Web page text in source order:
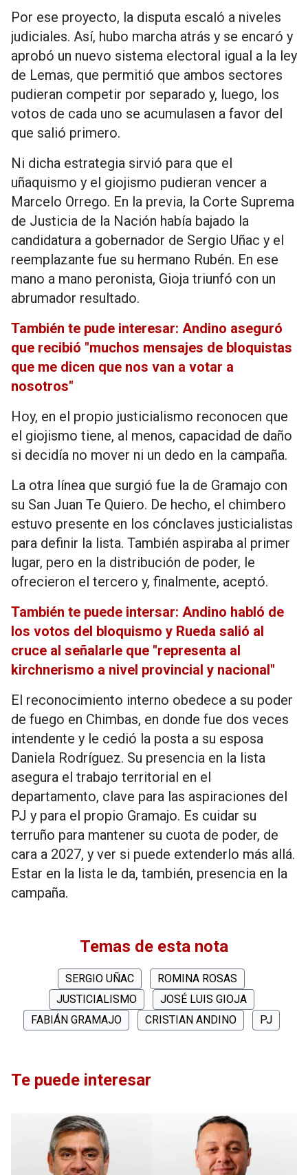
Por ese proyecto, la disputa escaló a niveles
judiciales. Así, hubo marcha atrás y se encaró y
aprobó un nuevo sistema electoral igual a la ley
de Lemas, que permitió que ambos sectores
pudieran competir por separado y, luego, los
votos de cada uno se acumulasen a favor del
que salió primero.
Ni dicha estrategia sirvió para que el
uñaquismo y el giojismo pudieran vencer a
Marcelo Orrego. En la previa, la Corte Suprema
de Justicia de la Nación había bajado la
candidatura a gobernador de Sergio Uñac y el
reemplazante fue su hermano Rubén. En ese
mano a mano peronista, Gioja triunfó con un
abrumador resultado.
También te pude interesar: Andino aseguró
que recibió "muchos mensajes de bloquistas
que me dicen que nos van a votar a
nosotros"
Hoy, en el propio justicialismo reconocen que
el giojismo tiene, al menos, capacidad de daño
si decidía no mover ni un dedo en la campaña.
La otra línea que surgió fue la de Gramajo con
su San Juan Te Quiero. De hecho, el chimbero
estuvo presente en los cónclaves justicialistas
para definir la lista. También aspiraba al primer
lugar, pero en la distribución de poder, le
ofrecieron el tercero y, finalmente, aceptó.
También te puede intersar: Andino habló de
los votos del bloquismo y Rueda salió al
cruce al señalarle que "representa al
kirchnerismo a nivel provincial y nacional"
El reconocimiento interno obedece a su poder
de fuego en Chimbas, en donde fue dos veces
intendente y le cedió la posta a su esposa
Daniela Rodríguez. Su presencia en la lista
asegura el trabajo territorial en el
departamento, clave para las aspiraciones del
PJ y para el propio Gramajo. Es cuidar su
terruño para mantener su cuota de poder, de
cara a 2027, y ver si puede extenderlo más allá.
Estar en la lista le da, también, presencia en la
campaña.
Temas de esta nota
SERGIO UÑAC
ROMINA ROSAS
JUSTICIALISMO
JOSÉ LUIS GIOJA
FABIÁN GRAMAJO
CRISTIAN ANDINO PJ
Te puede interesar